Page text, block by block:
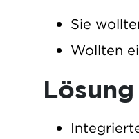
Sie
Wollten
Lösung